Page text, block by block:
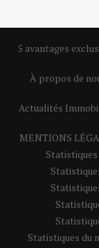
5 avantages
À propos de
Actualités
MENTIONS
Statistiques du